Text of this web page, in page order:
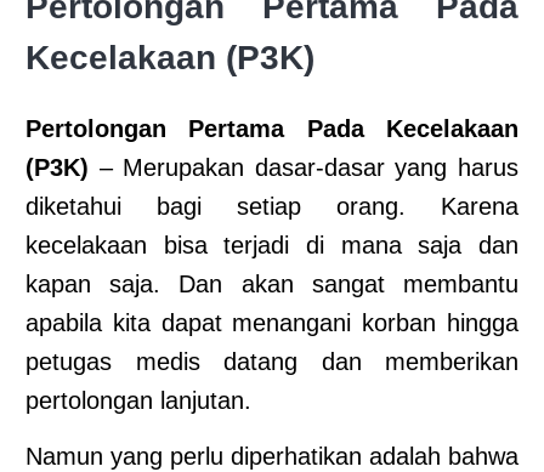
Kecelakaan (P3K)
Pertolongan Pertama Pada Kecelakaan
(P3K) – Merupakan dasar-dasar yang harus
diketahui bagi setiap orang. Karena
kecelakaan bisa terjadi di mana saja dan
kapan saja. Dan akan sangat membantu
apabila kita dapat menangani korban hingga
petugas medis datang dan memberikan
pertolongan lanjutan.
Namun yang perlu diperhatikan adalah bahwa